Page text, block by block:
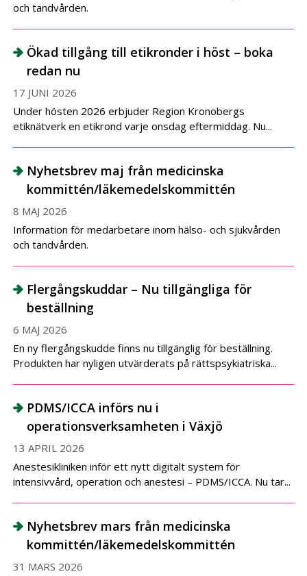
och tandvården.
Ökad tillgång till etikronder i höst – boka
redan nu
17 JUNI 2026
Under hösten 2026 erbjuder Region Kronobergs
etiknätverk en etikrond varje onsdag eftermiddag. Nu...
Nyhetsbrev maj från medicinska
kommittén/läkemedelskommittén
8 MAJ 2026
Information för medarbetare inom hälso- och sjukvården
och tandvården.
Flergångskuddar – Nu tillgängliga för
beställning
6 MAJ 2026
En ny flergångskudde finns nu tillgänglig för beställning.
Produkten har nyligen utvärderats på rättspsykiatriska...
PDMS/ICCA införs nu i
operationsverksamheten i Växjö
13 APRIL 2026
Anestesikliniken inför ett nytt digitalt system för
intensivvård, operation och anestesi – PDMS/ICCA. Nu tar...
Nyhetsbrev mars från medicinska
kommittén/läkemedelskommittén
31 MARS 2026